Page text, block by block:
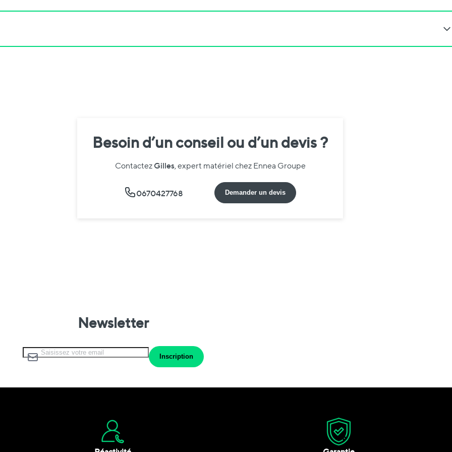
Besoin d’un conseil ou d’un devis ?
Contactez Gilles, expert matériel chez Ennea Groupe
0670427768 Demander un devis
Newsletter
Inscription à notre lettre d’information :
Inscription